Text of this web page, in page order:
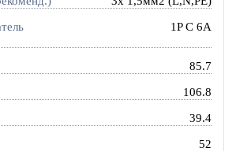
1P C 6A
85.7
106.8
39.4
52